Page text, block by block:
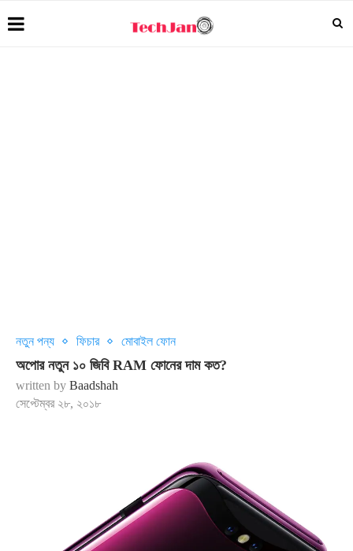
নতুন পন্য ফিচার মোবাইল ফোন
অপোর নতুন ১০ জিবি RAM ফোনের দাম কত?
written by Baadshah
সেপ্টেম্বর ২৮, ২০১৮